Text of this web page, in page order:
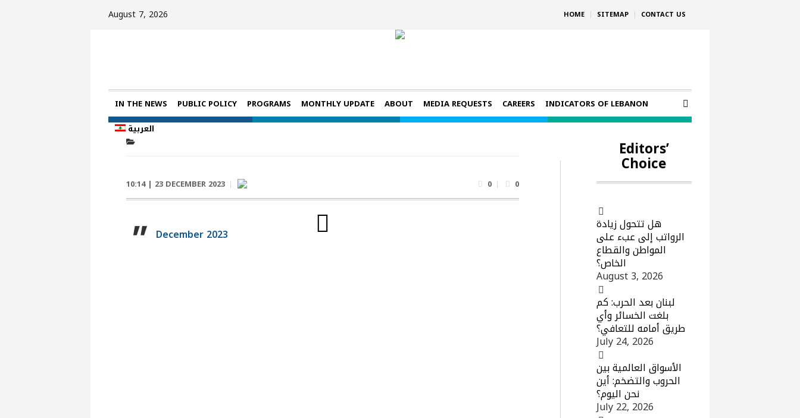
HOME SITEMAP CONTACT US
August 7, 2026
IN THE NEWS PUBLIC POLICY PROGRAMS MONTHLY UPDATE ABOUT MEDIA REQUESTS CAREERS
INDICATORS OF LEBANON
العربية
10:14 | 23 DECEMBER 2023 0 0
December 2023
Editors’
Choice
هل تتحول زيادة
الرواتب إلى عبء على
المواطن والقطاع
الخاص؟
August 3, 2026
لبنان بعد الحرب: كم
بلغت الخسائر وأي
طريق أمامه للتعافي؟
July 24, 2026
الأسواق العالمية بين
الحروب والتضخم: أين
نحن اليوم؟
July 22, 2026